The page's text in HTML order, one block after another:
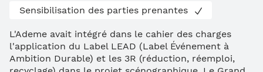
Sensibilisation des parties prenantes
L'Ademe avait intégré dans le cahier des charges
l'application du Label LEAD (Label Événement à
Ambition Durable) et les 3R (réduction, réemploi,